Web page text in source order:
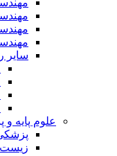
مهندسی
مهندسی
مهندسی
سایر
علوم پایه و
پزشکی
زیست